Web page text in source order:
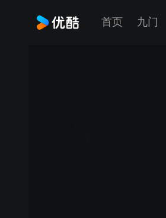
首页 九门